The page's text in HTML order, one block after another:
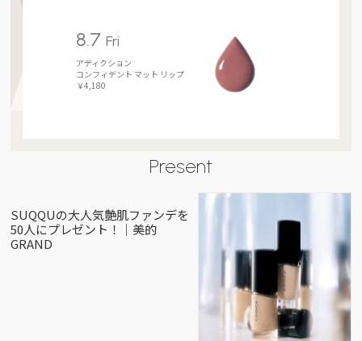
8.7Fri
アディクション
コンフィデント マット リップ
￥4,180
Present
SUQQUの大人気艶肌ファンデを
50人にプレゼント！｜美的
GRAND